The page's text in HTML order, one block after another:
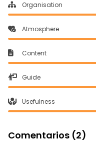
Organisation
Atmosphere
Content
Guide
Usefulness
Comentarios (2)